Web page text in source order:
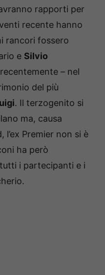
rapporti per
recente hanno
rancori fossero
e Silvio
– nel
del più
. Il terzogenito si
ma, causa
Premier non si è
ha però
i partecipanti e i